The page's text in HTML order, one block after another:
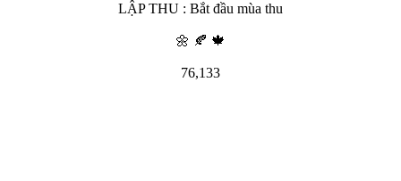
LẬP THU : Bắt đầu mùa thu
🌼 🍂 🍁
76,133